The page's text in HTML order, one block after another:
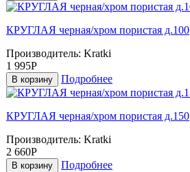
КРУГЛАЯ черная/хром пористая д.100
Производитель: Kratki
1 995Р
В корзину Подробнее
КРУГЛАЯ черная/хром пористая д.150
Производитель: Kratki
2 660Р
В корзину Подробнее